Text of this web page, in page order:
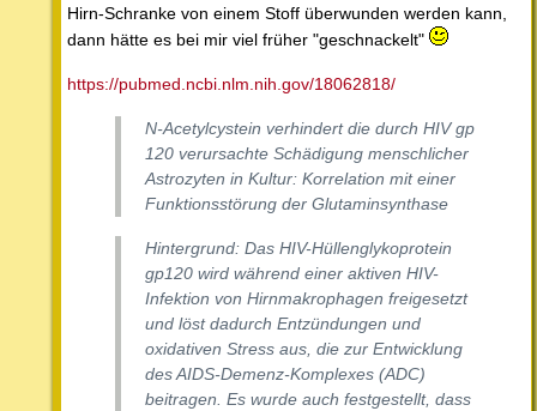
Hirn-Schranke von einem Stoff überwunden werden kann,
dann hätte es bei mir viel früher "geschnackelt"
https://pubmed.ncbi.nlm.nih.gov/18062818/
N-Acetylcystein verhindert die durch HIV gp
120 verursachte Schädigung menschlicher
Astrozyten in Kultur: Korrelation mit einer
Funktionsstörung der Glutaminsynthase
Hintergrund: Das HIV-Hüllenglykoprotein
gp120 wird während einer aktiven HIV-
Infektion von Hirnmakrophagen freigesetzt
und löst dadurch Entzündungen und
oxidativen Stress aus, die zur Entwicklung
des AIDS-Demenz-Komplexes (ADC)
beitragen. Es wurde auch festgestellt, dass